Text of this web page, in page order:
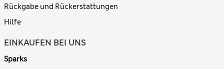
Rückgabe und Rückerstattungen
Hilfe
EINKAUFEN BEI UNS
Sparks